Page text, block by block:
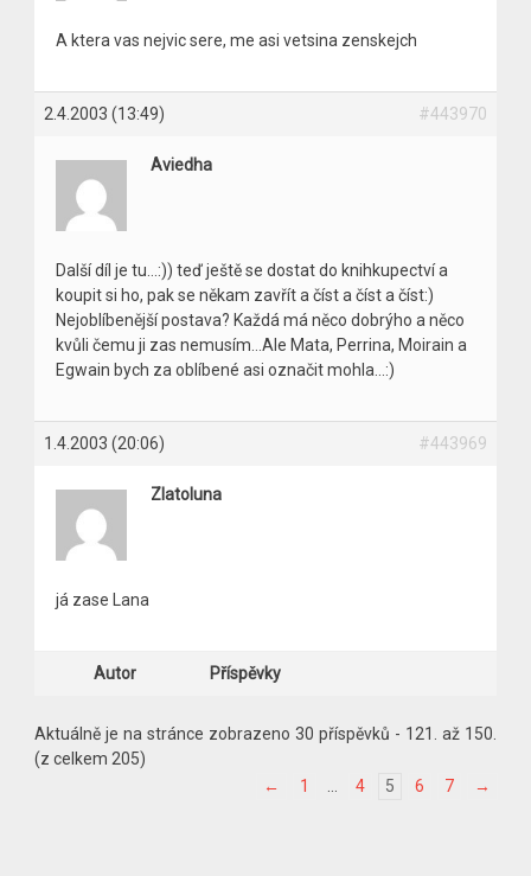
A ktera vas nejvic sere, me asi vetsina zenskejch
2.4.2003 (13:49) #443970
Aviedha
Další díl je tu…:)) teď ještě se dostat do knihkupectví a
koupit si ho, pak se někam zavřít a číst a číst a číst:)
Nejoblíbenější postava? Každá má něco dobrýho a něco
kvůli čemu ji zas nemusím…Ale Mata, Perrina, Moirain a
Egwain bych za oblíbené asi označit mohla…:)
1.4.2003 (20:06) #443969
Zlatoluna
já zase Lana
Autor Příspěvky
Aktuálně je na stránce zobrazeno 30 příspěvků - 121. až 150.
(z celkem 205)
←
1 4 5 6 7 →